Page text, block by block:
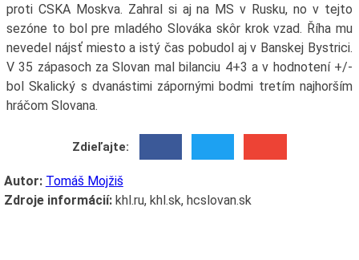
proti CSKA Moskva. Zahral si aj na MS v Rusku, no v tejto
sezóne to bol pre mladého Slováka skôr krok vzad. Říha mu
nevedel nájsť miesto a istý čas pobudol aj v Banskej Bystrici.
V 35 zápasoch za Slovan mal bilanciu 4+3 a v hodnotení +/-
bol Skalický s dvanástimi zápornými bodmi tretím najhorším
hráčom Slovana.
Zdieľajte:
Autor: Tomáš Mojžiš
Zdroje informácií:khl.ru, khl.sk, hcslovan.sk